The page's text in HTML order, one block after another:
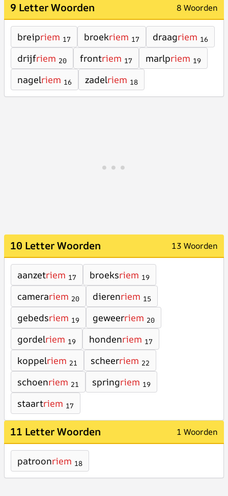
9 Letter Woorden 8 Woorden
breipriem 17 broekriem 17 draagriem 16
drijfriem 20 frontriem 17 marlpriem 19
nagelriem 16 zadelriem 18
10 Letter Woorden 13 Woorden
aanzetriem 17 broeksriem 19
camerariem 20 dierenriem 15
gebedsriem 19 geweerriem 20
gordelriem 19 hondenriem 17
koppelriem 21 scheerriem 22
schoenriem 21 springriem 19
staartriem 17
11 Letter Woorden 1 Woorden
patroonriem 18